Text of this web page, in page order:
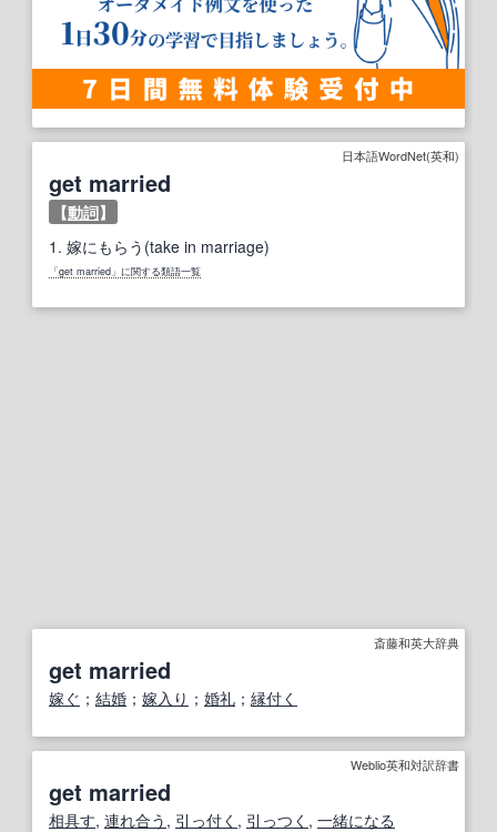
日本語WordNet(英和)
get married
【動詞】
1. 嫁にもらう(take in marriage)
「get married」に関する類語一覧
斎藤和英大辞典
get married
嫁ぐ ； 結婚 ； 嫁入り ； 婚礼 ； 縁付く
Weblio英和対訳辞書
get married
相具す, 連れ合う , 引っ付く , 引っつく , 一緒になる